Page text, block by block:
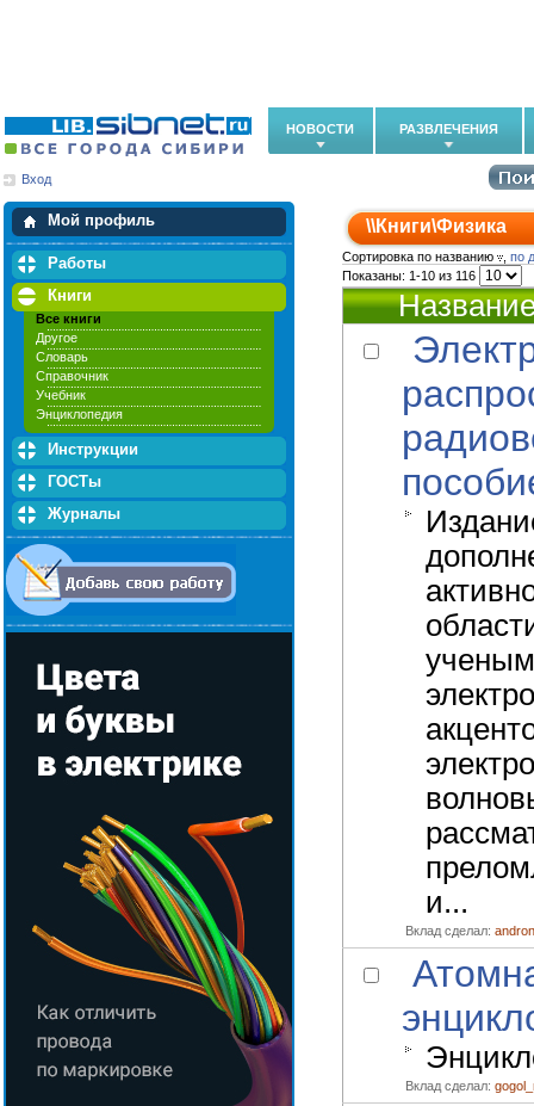
НОВОСТИ РАЗВЛЕЧЕНИЯ
Вход
Мой профиль
Мои закладки
Работы
Книги
Все книги
Другое
Словарь
Справочник
Учебник
Энциклопедия
Инструкции
ГОСТы
Журналы
\\Книги\Физика
Сортировка по названию
по
Показаны: 1-10 из 116
и...
Вклад сделал:
Вклад сделал: